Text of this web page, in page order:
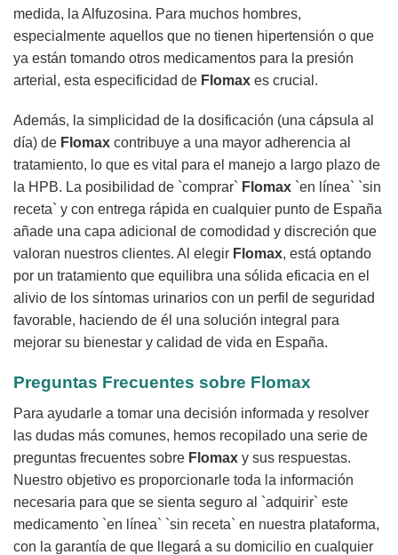
medida, la Alfuzosina. Para muchos hombres,
especialmente aquellos que no tienen hipertensión o que
ya están tomando otros medicamentos para la presión
arterial, esta especificidad de Flomax es crucial.
Además, la simplicidad de la dosificación (una cápsula al
día) de Flomax contribuye a una mayor adherencia al
tratamiento, lo que es vital para el manejo a largo plazo de
la HPB. La posibilidad de `comprar` Flomax `en línea` `sin
receta` y con entrega rápida en cualquier punto de España
añade una capa adicional de comodidad y discreción que
valoran nuestros clientes. Al elegir Flomax, está optando
por un tratamiento que equilibra una sólida eficacia en el
alivio de los síntomas urinarios con un perfil de seguridad
favorable, haciendo de él una solución integral para
mejorar su bienestar y calidad de vida en España.
Preguntas Frecuentes sobre Flomax
Para ayudarle a tomar una decisión informada y resolver
las dudas más comunes, hemos recopilado una serie de
preguntas frecuentes sobre Flomax y sus respuestas.
Nuestro objetivo es proporcionarle toda la información
necesaria para que se sienta seguro al `adquirir` este
medicamento `en línea` `sin receta` en nuestra plataforma,
con la garantía de que llegará a su domicilio en cualquier